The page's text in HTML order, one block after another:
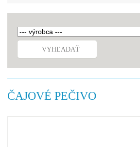
VYHĽADAŤ
ČAJOVÉ PEČIVO